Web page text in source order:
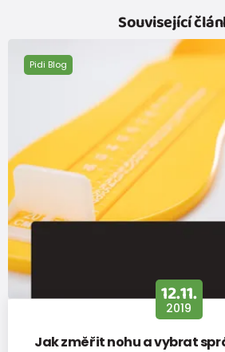
Související
Pidi Blog
12.11.
2019
Jak změřit nohu a vybrat